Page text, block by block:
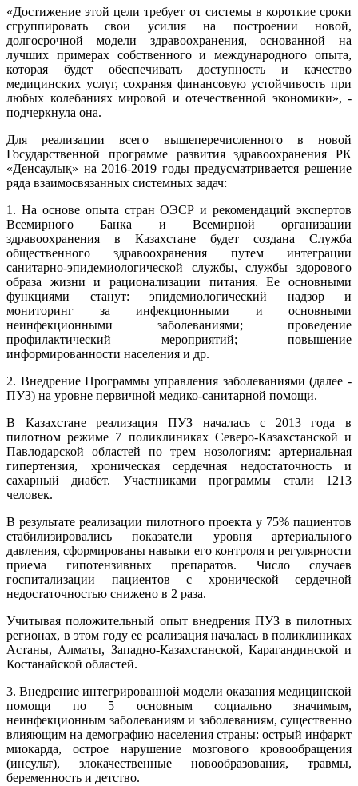
«Достижение этой цели требует от системы в короткие сроки
сгруппировать свои усилия на построении новой,
долгосрочной модели здравоохранения, основанной на
лучших примерах собственного и международного опыта,
которая будет обеспечивать доступность и качество
медицинских услуг, сохраняя финансовую устойчивость при
любых колебаниях мировой и отечественной экономики», -
подчеркнула она.
Для реализации всего вышеперечисленного в новой
Государственной программе развития здравоохранения РК
«Денсаулық» на 2016-2019 годы предусматривается решение
ряда взаимосвязанных системных задач:
1. На основе опыта стран ОЭСР и рекомендаций экспертов
Всемирного Банка и Всемирной организации
здравоохранения в Казахстане будет создана Служба
общественного здравоохранения путем интеграции
санитарно-эпидемиологической службы, службы здорового
образа жизни и рационализации питания. Ее основными
функциями станут: эпидемиологический надзор и
мониторинг за инфекционными и основными
неинфекционными заболеваниями; проведение
профилактический мероприятий; повышение
информированности населения и др.
2. Внедрение Программы управления заболеваниями (далее -
ПУЗ) на уровне первичной медико-санитарной помощи.
В Казахстане реализация ПУЗ началась с 2013 года в
пилотном режиме 7 поликлиниках Северо-Казахстанской и
Павлодарской областей по трем нозологиям: артериальная
гипертензия, хроническая сердечная недостаточность и
сахарный диабет. Участниками программы стали 1213
человек.
В результате реализации пилотного проекта у 75% пациентов
стабилизировались показатели уровня артериального
давления, сформированы навыки его контроля и регулярности
приема гипотензивных препаратов. Число случаев
госпитализации пациентов с хронической сердечной
недостаточностью снижено в 2 раза.
Учитывая положительный опыт внедрения ПУЗ в пилотных
регионах, в этом году ее реализация началась в поликлиниках
Астаны, Алматы, Западно-Казахстанской, Карагандинской и
Костанайской областей.
3. Внедрение интегрированной модели оказания медицинской
помощи по 5 основным социально значимым,
неинфекционным заболеваниям и заболеваниям, существенно
влияющим на демографию населения страны: острый инфаркт
миокарда, острое нарушение мозгового кровообращения
(инсульт), злокачественные новообразования, травмы,
беременность и детство.